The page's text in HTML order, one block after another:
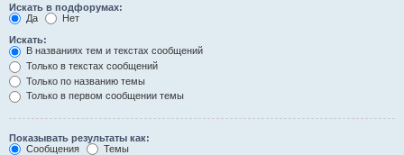
Искать в подфорумах:
Да
Нет
Искать:
В названиях тем и текстах сообщений
Только в текстах сообщений
Только по названию темы
Только в первом сообщении темы
Показывать результаты как:
Сообщения
Темы